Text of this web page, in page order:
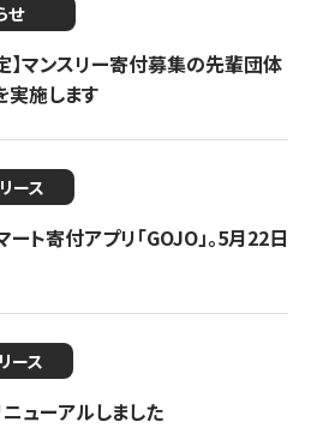
せ
】マンスリー寄付募集の先輩団体
実施します
ース
ト寄付アプリ「GOJO」。5月22日
ース
ューアルしました